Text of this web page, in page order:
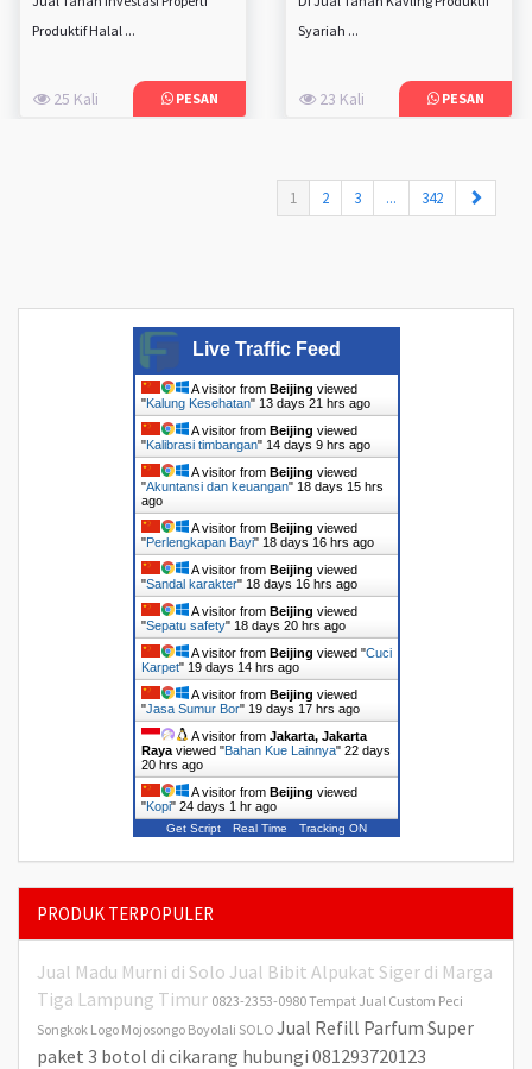
Produktif Halal ...
25 Kali PESAN
Syariah ...
23 Kali PESAN
1 (current)
2 3 ... 342
Live Traffic Feed
A visitor from Beijing viewed
"Kalung Kesehatan" 13 days 21 hrs ago
A visitor from Beijing viewed
"Kalibrasi timbangan" 14 days 9 hrs ago
A visitor from Beijing viewed
"Akuntansi dan keuangan" 18 days 15 hrs
ago
A visitor from Beijing viewed
"Perlengkapan Bayi" 18 days 16 hrs ago
A visitor from Beijing viewed
"Sandal karakter" 18 days 16 hrs ago
A visitor from Beijing viewed
"Sepatu safety" 18 days 20 hrs ago
A visitor from Beijing viewed "Cuci
Karpet" 19 days 14 hrs ago
A visitor from Beijing viewed
"Jasa Sumur Bor" 19 days 17 hrs ago
A visitor from Jakarta, Jakarta
Rayaviewed "Bahan Kue Lainnya" 22 days
20 hrs ago
A visitor from Beijing viewed
"Kopi" 24 days 1 hr ago
Get Script Real Time Tracking ON
PRODUK TERPOPULER
Jual Madu Murni di Solo Jual Bibit Alpukat Siger di Marga
Tiga Lampung Timur 0823-2353-0980 Tempat Jual Custom Peci
Songkok Logo Mojosongo Boyolali SOLO Jual Refill Parfum Super
paket 3 botol di cikarang hubungi 081293720123